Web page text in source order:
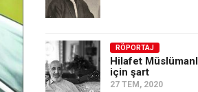
RÖPORTAJ
Hilafet
için şart
27 TEM, 2020